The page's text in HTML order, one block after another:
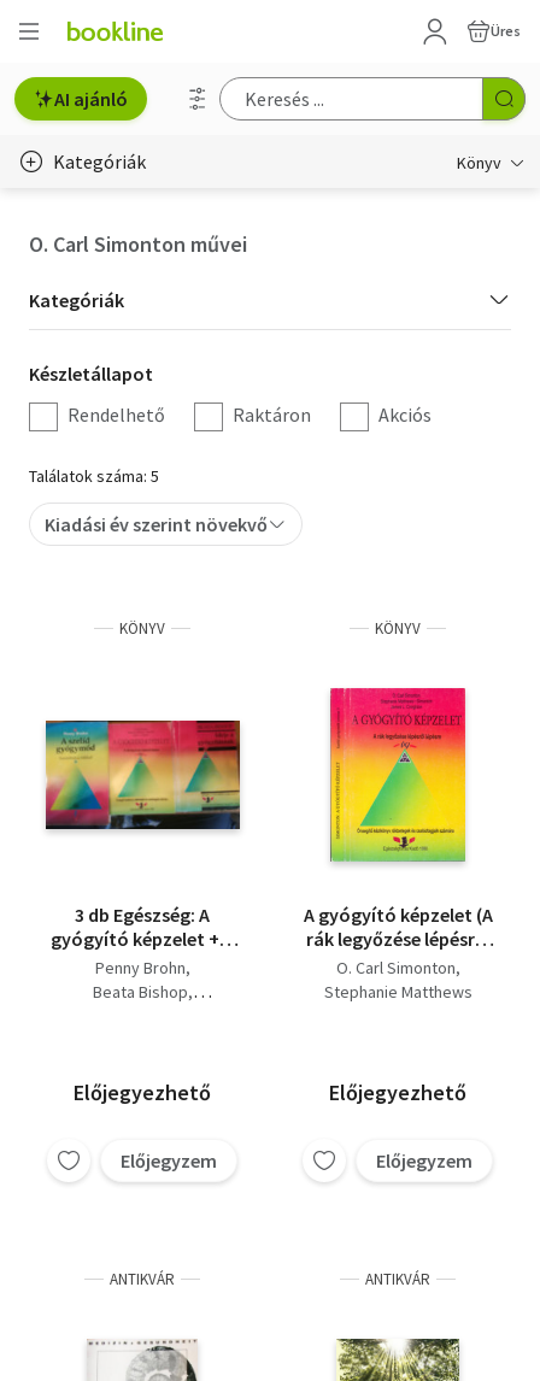
Üres
AI ajánló
Kategóriák Könyv
Hobbi, szabadidő
Irodalom
Művészet
Szakkönyv
Tankönyv, segédkönyv
Természettudomány
Történelem
O. Carl Simonton művei
Kategória
szűrés
Kategóriák
Készletállapot
szűrés
Készletállapot
Rendelhető
Raktáron Akciós
Találatok száma: 5
Kiadási év szerint növekvő
KÖNYV
3 db Egészség: A
gyógyító képzelet + A
szelíd gyógymód +
Ideje a gyógyításnak
Penny Brohn
Beata Bishop
James L. Creighton
Előjegyezhető
Előjegyzem
KÖNYV
A gyógyító képzelet (A
rák legyőzése lépésről
lépésre)
O. Carl Simonton
Stephanie Matthews
Előjegyezhető
Előjegyzem
ANTIKVÁR ANTIKVÁR